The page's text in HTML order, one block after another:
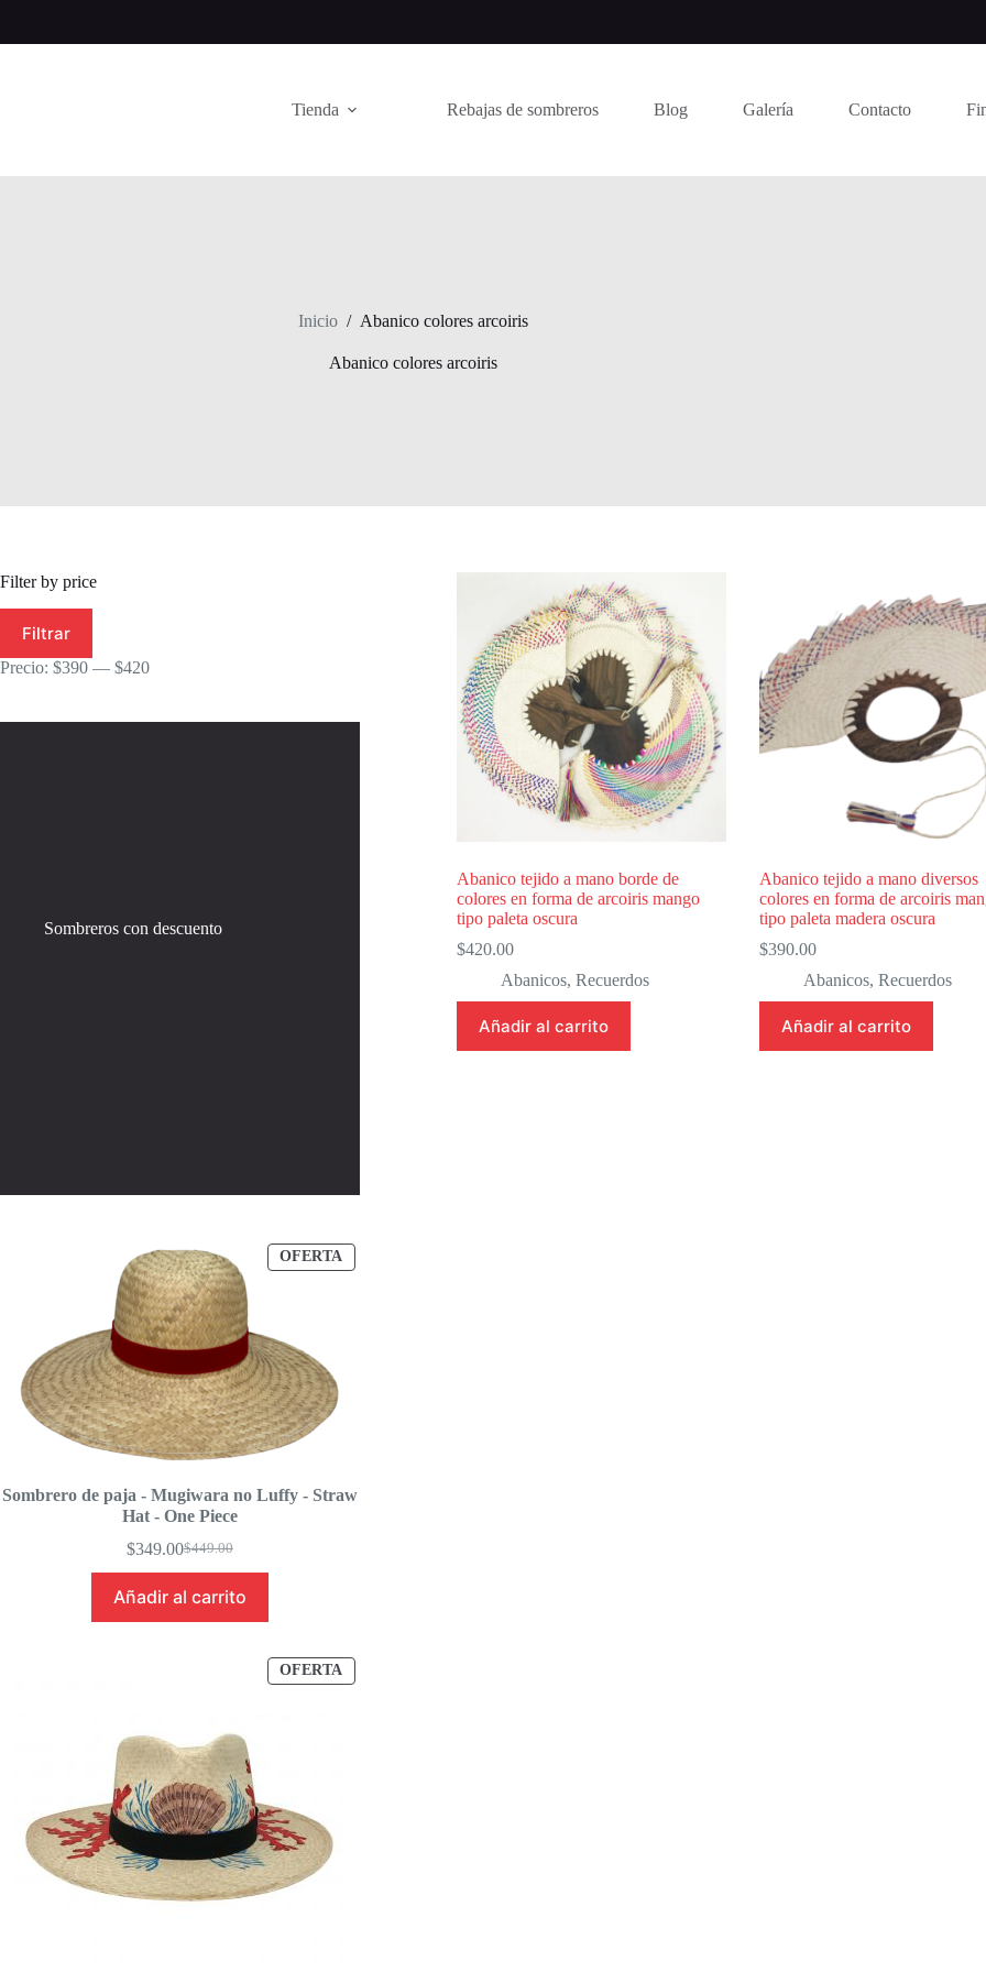
contenido
Tienda Rebajas de sombreros Blog Galería Contacto
Inicio / Abanico colores arcoiris
Abanico colores arcoiris
Abanico tejido a mano borde de
colores en forma de arcoiris mango
tipo paleta oscura
$420.00
Abanicos, Recuerdos
Añadir al carrito
Abanico tejido a mano diversos
colores en forma de arcoiris
tipo paleta madera oscura
$390.00
Abanicos, Recuerdos
Añadir al carrito
Filter by price
mínimo
máximo
Filtrar
Precio: $390 — $420
Sombreros con descuento
OFERTA
EN
Sombrero de paja - Mugiwara no Luffy - Straw
Hat - One Piece
$449.00
Original
price
was:
$349.00Current
price
is:
Añadir al carrito
OFERTA
EN